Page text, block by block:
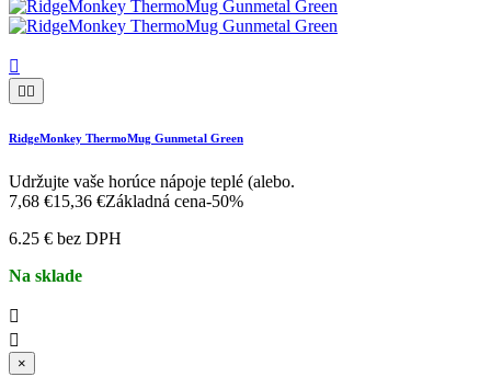

 
RidgeMonkey ThermoMug Gunmetal Green
Udržujte vaše horúce nápoje teplé (alebo.
7,68 €15,36 €Základná cena-50%
6.25 € bez DPH
Na sklade


×